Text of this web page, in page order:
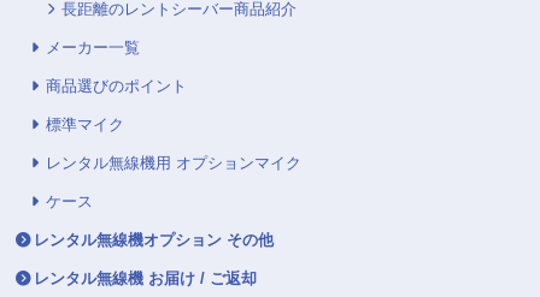
長距離のレントシーバー商品紹介
メーカー一覧
商品選びのポイント
標準マイク
レンタル無線機用 オプションマイク
ケース
レンタル無線機オプション その他
レンタル無線機 お届け / ご返却